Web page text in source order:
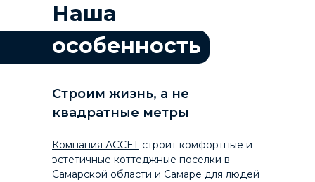
Строим жизнь, а не
квадратные метры
Компания АССЕТ строит комфортные и
эстетичные коттеджные поселки в
Самарской области и Самаре для людей
Наша
особенность